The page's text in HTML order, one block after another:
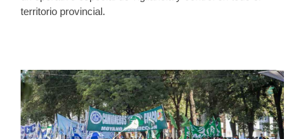
territorio provincial.